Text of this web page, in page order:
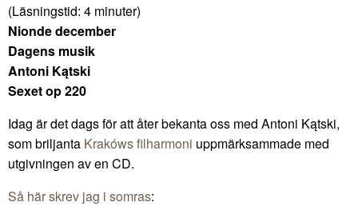
(Läsningstid: 4 minuter)
Nionde december
Dagens musik
Antoni Kątski
Sexet op 220
Idag är det dags för att åter bekanta oss med Antoni Kątski,
som briljanta Krakóws filharmoni uppmärksammade med
utgivningen av en CD.
Så här skrev jag i somras: